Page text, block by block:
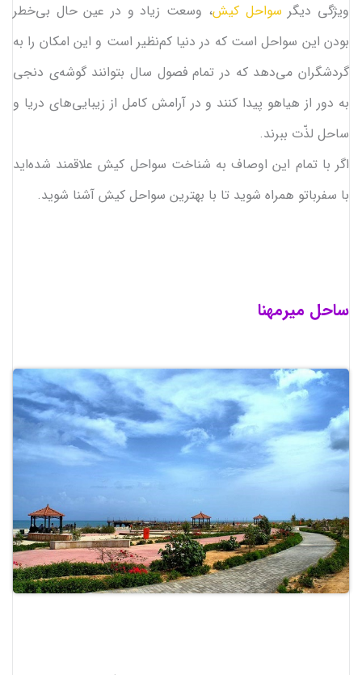
ویژگی دیگر سواحل کیش، وسعت زیاد و در عین حال بی‌خطر
بودن این سواحل است که در دنیا کم‌نظیر است و این امکان را به
گردشگران می‌دهد که در تمام فصول سال بتوانند گوشه‌ی دنجی
به دور از هیاهو پیدا کنند و در آرامش کامل از زیبایی‌های دریا و
ساحل لذّت ببرند.
اگر با تمام این اوصاف به شناخت سواحل کیش علاقمند شده‌اید
با سفرباتو همراه شوید تا با بهترین سواحل کیش آشنا شوید.
ساحل میرمهنا